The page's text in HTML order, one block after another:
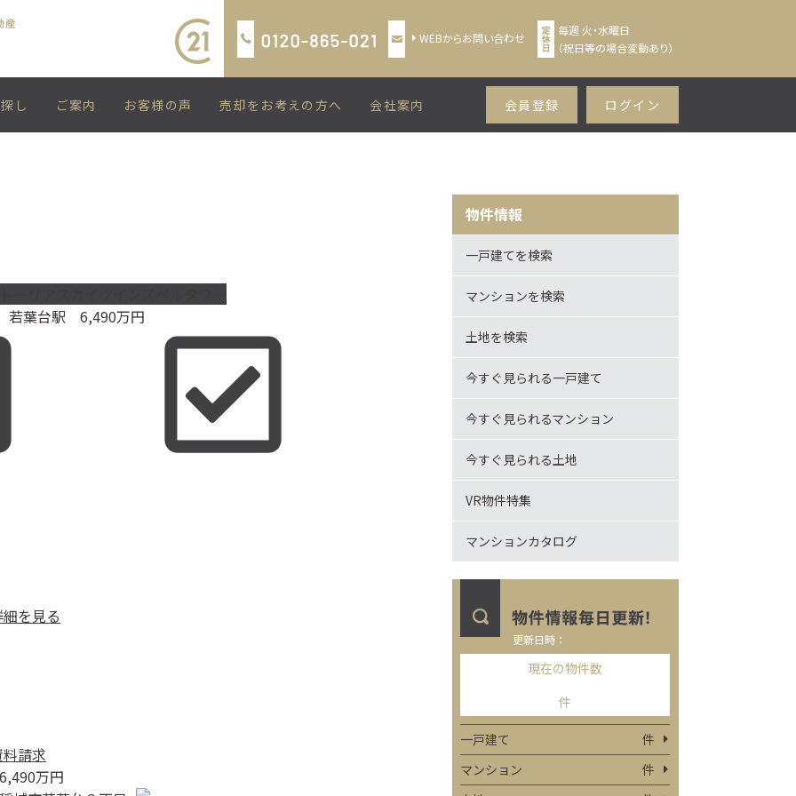
WEBからお問い合わせ
毎週 火・水曜日
（祝日等の場合変動あり）
し ご案内 お客様の声 売却をお考えの方へ 会社案内 会員登録 ログイン
若葉台駅
6,490万円
を見る
請求
6,490万円
物件情報
一戸建てを検索
マンションを検索
土地を検索
今すぐ見られる一戸建て
今すぐ見られるマンション
今すぐ見られる土地
VR物件特集
マンションカタログ
更新日時：
現在の物件数
件
一戸建て
件
マンション
件